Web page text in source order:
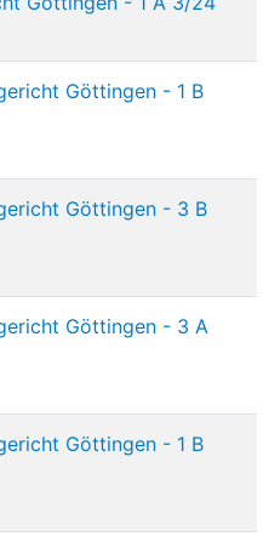
Göttingen - 1 B
Göttingen - 3 B
Göttingen - 3 A
Göttingen - 1 B